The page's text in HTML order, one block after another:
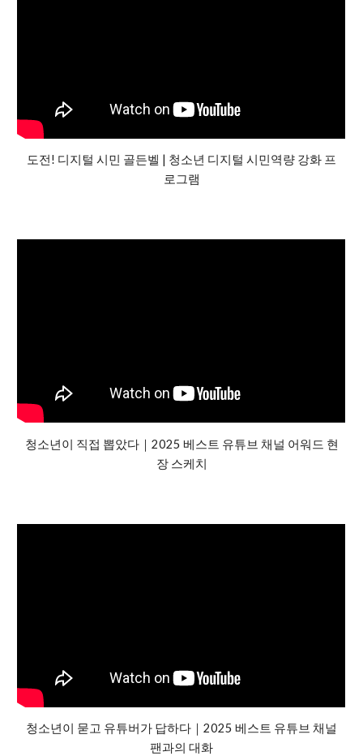
도전! 디지털 시민 골든벨 |
청소년 디지털 시민역량 강화 프
로그램
청소년이 직접 뽑았다｜2025 베스트 유튜브 채널 어워드 현
장 스케치
청소년이 묻고 유튜버가 답하다｜2025 베스트 유튜브 채널
팬과의 대화